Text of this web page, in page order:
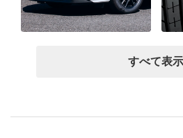
すべて表示